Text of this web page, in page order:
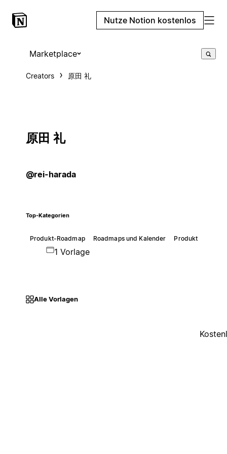
Nutze Notion kostenlos
Marketplace
Creators 原田 礼
原田 礼
@rei-harada
Top-Kategorien
Produkt-Roadmap Roadmaps und Kalender Produkt
1 Vorlage
Alle Vorlagen